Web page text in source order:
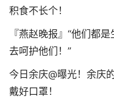
积食不长个！
『燕赵晚报』“他们都
去呵护他们！”
今日余庆@曝光！余庆
戴好口罩！